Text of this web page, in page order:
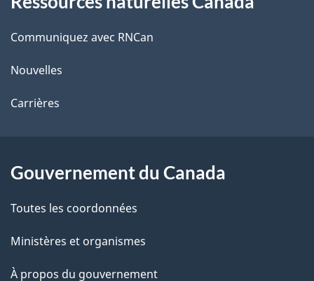
o
n
propos
de
ce
site
Communiquez avec RNCan
Nouvelles
Carrières
Gouvernement du Canada
Toutes les coordonnées
Ministères et organismes
À propos du gouvernement